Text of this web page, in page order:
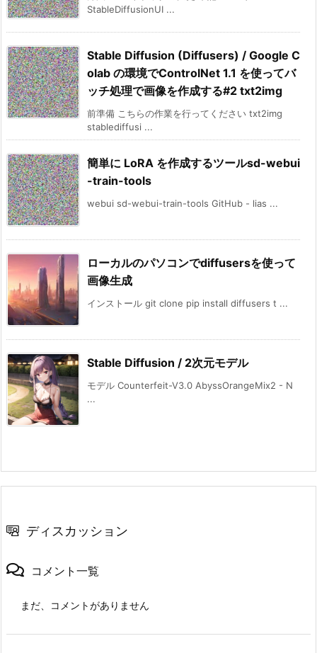
StableDiffusionUI ...
Stable Diffusion (Diffusers) / Google C
olab の環境でControlNet 1.1 を使ってバ
ッチ処理で画像を作成する#2 txt2img
前準備 こちらの作業を行ってください txt2img
stablediffusi ...
簡単に LoRA を作成するツールsd-webui
-train-tools
webui sd-webui-train-tools GitHub - lias ...
ローカルのパソコンでdiffusersを使って
画像生成
インストール git clone pip install diffusers t ...
Stable Diffusion / 2次元モデル
モデル Counterfeit-V3.0 AbyssOrangeMix2 - N
...
ディスカッション
コメント一覧
まだ、コメントがありません